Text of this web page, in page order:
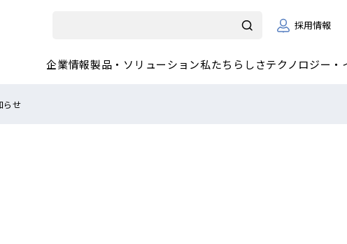
採用情報
企業情報製品・ソリューション私たちらしさテクノロジー・
らせ